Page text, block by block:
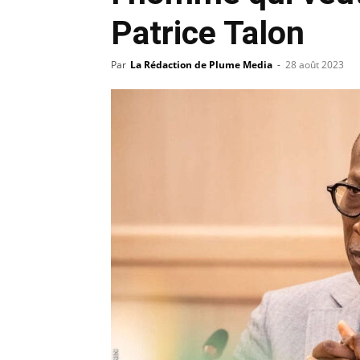
Patrice Talon
Par La Rédaction de Plume Media - 28 août 2023